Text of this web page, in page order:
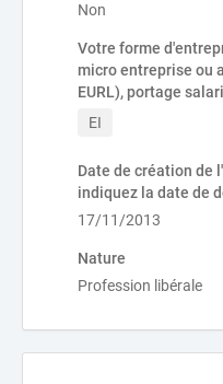
Non
Votre forme
micro entreprise ou
EURL), portage
EI
Date de création de
indiquez la date de
17/11/2013
Nature
Profession libérale